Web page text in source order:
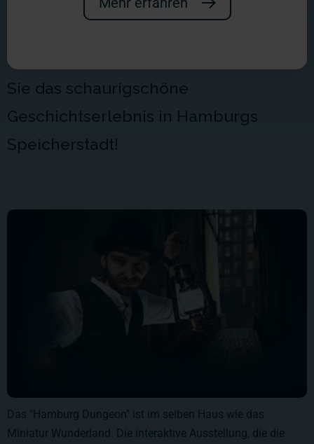
erwartet Sie bei unseren Nachbarn im
bisschen Mut zusammen und erleben
Sie das schaurigschöne
Geschichtserlebnis in Hamburgs
Speicherstadt!
Das "Hamburg Dungeon" ist im selben Haus wie das
Miniatur Wunderland. Die interaktive Ausstellung, die die